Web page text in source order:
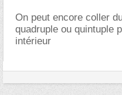
On peut encore coller
quadruple ou quintuple
intérieur